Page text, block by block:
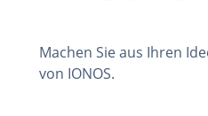
Machen Sie aus Ihren
von IONOS.